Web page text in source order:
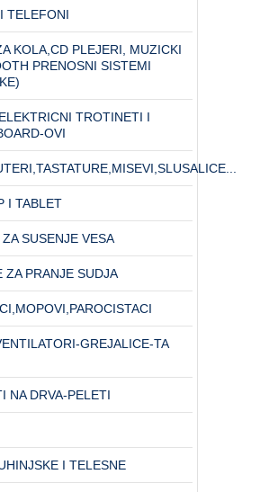
TELEFONI
KOLA,CD PLEJERI, MUZICKI
PRENOSNI SISTEMI
TROTINETI I
OVI
I TABLET
SUSENJE VESA
ZA PRANJE SUDJA
GREJALICE-TA
NA DRVA-PELETI
I TELESNE